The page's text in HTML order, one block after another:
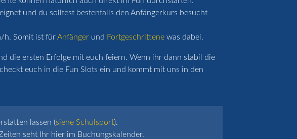
und du solltest bestenfalls den Anfängerkurs besucht
h. Somit ist fürAnfänger und Fortgeschrittene was dabei.
die ersten Erfolge mit euch feiern. Wenn ihr dann stabil die
euch in die Fun Slots ein und kommt mit uns in den
lassen (siehe Schulsport).
seht Ihr hier im Buchungskalender.